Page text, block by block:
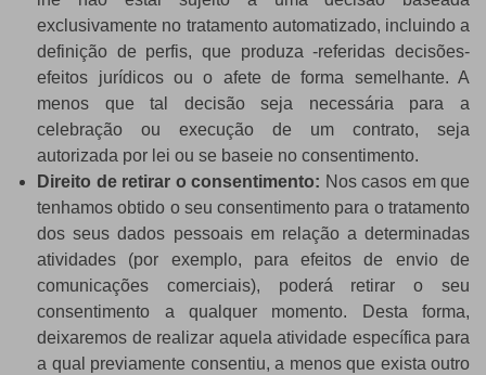
exclusivamente no tratamento automatizado, incluindo a
definição de perfis, que produza -referidas decisões-
efeitos jurídicos ou o afete de forma semelhante. A
menos que tal decisão seja necessária para a
celebração ou execução de um contrato, seja
autorizada por lei ou se baseie no consentimento.
Direito de retirar o consentimento: Nos casos em que
tenhamos obtido o seu consentimento para o tratamento
dos seus dados pessoais em relação a determinadas
atividades (por exemplo, para efeitos de envio de
comunicações comerciais), poderá retirar o seu
consentimento a qualquer momento. Desta forma,
deixaremos de realizar aquela atividade específica para
a qual previamente consentiu, a menos que exista outro